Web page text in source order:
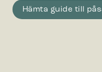
Hämta guide till